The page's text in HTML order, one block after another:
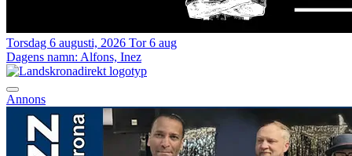
Torsdag 6 augusti, 2026 Tor 6 aug
Dagens namn: Alfons, Inez
Annons